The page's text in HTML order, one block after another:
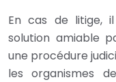
En cas de litige,
solution amiable
une procédure
les organismes